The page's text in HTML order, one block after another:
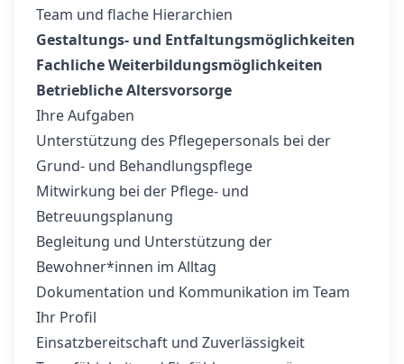
Team und flache Hierarchien
Gestaltungs- und Entfaltungsmöglichkeiten
Fachliche Weiterbildungsmöglichkeiten
Betriebliche Altersvorsorge
Ihre Aufgaben
Unterstützung des Pflegepersonals bei der
Grund- und Behandlungspflege
Mitwirkung bei der Pflege- und
Betreuungsplanung
Begleitung und Unterstützung der
Bewohner*innen im Alltag
Dokumentation und Kommunikation im Team
Ihr Profil
Einsatzbereitschaft und Zuverlässigkeit